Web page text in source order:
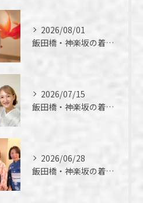
2026/08/01
飯田橋・神楽坂の着付け教室｜夏の着物の魅力
2026/07/15
飯田橋・神楽坂の着付け教室｜短期間でここまでできる！徒さん実例ご紹介
2026/06/28
飯田橋・神楽坂の着付け教室｜今年初の浴衣、落語を楽しんできました